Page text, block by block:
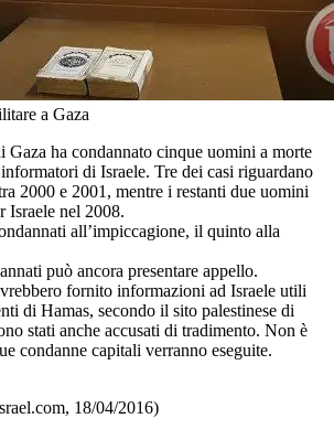
a Gaza
Gaza ha condannato cinque uomini a morte
di Israele. Tre dei casi riguardano
2000 e 2001, mentre i restanti due uomini
Israele nel 2008.
all’impiccagione, il quinto alla
può ancora presentare appello.
fornito informazioni ad Israele utili
di Hamas, secondo il sito palestinese di
stati anche accusati di tradimento. Non è
condanne capitali verranno eseguite.
18/04/2016)